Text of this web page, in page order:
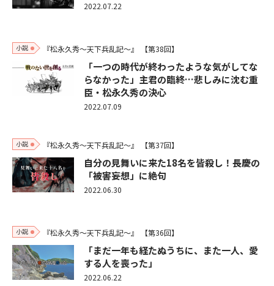
2022.07.22
小説 『松永久秀～天下兵乱記～』 【第38回】
「一つの時代が終わったような気がしてな
らなかった」主君の臨終…悲しみに沈む重
臣・松永久秀の決心
2022.07.09
小説 『松永久秀～天下兵乱記～』 【第37回】
自分の見舞いに来た18名を皆殺し！長慶の
「被害妄想」に絶句
2022.06.30
小説 『松永久秀～天下兵乱記～』 【第36回】
「まだ一年も経たぬうちに、また一人、愛
する人を喪った」
2022.06.22